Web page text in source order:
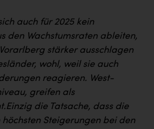
auch für 2025 kein
den Wachstumsraten ableiten,
stärker ausschlagen
wohl, weil sie auch
reagieren. West-
greifen als
Einzig die Tatsache, dass die
Steigerungen bei den